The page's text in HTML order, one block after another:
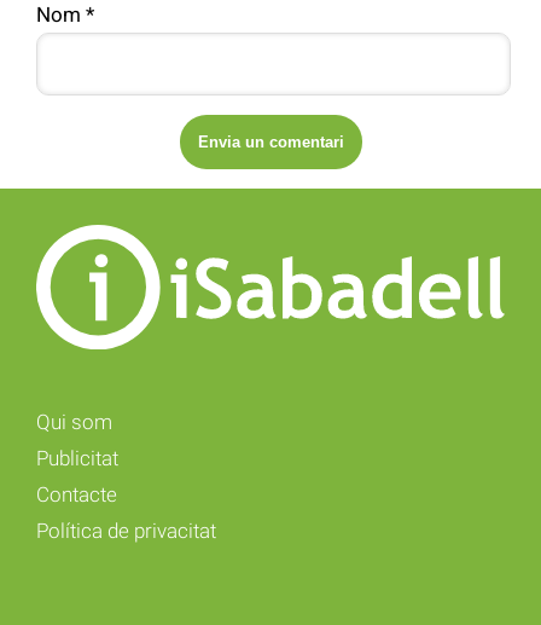
Nom *
Qui som
Publicitat
Contacte
Política de privacitat